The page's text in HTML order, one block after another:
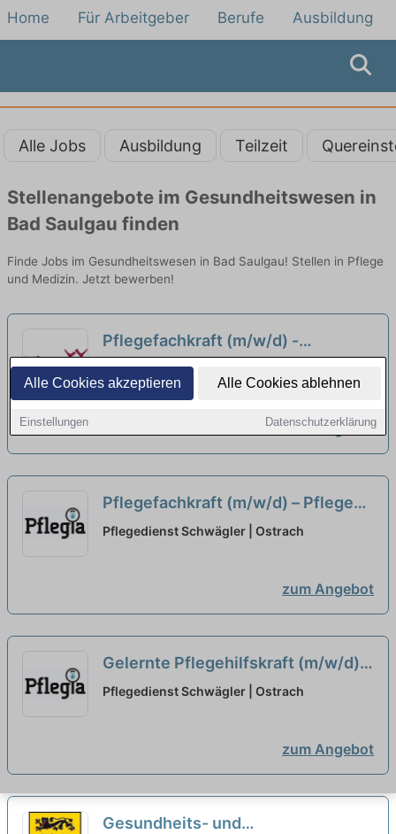
Alle Cookies akzeptieren Alle Cookies ablehnen
Einstellungen Datenschutzerklärung
Home Für Arbeitgeber Berufe Ausbildung
Alle Jobs Ausbildung Teilzeit
Stellenangebote im Gesundheitswesen in
Bad Saulgau finden
Finde Jobs im Gesundheitswesen in Bad Saulgau! Stellen in Pflege
und Medizin. Jetzt bewerben!
Pflegefachkraft (m/w/d) -
Traumjob gesucht?
Stiftung Liebenau Haus der Pflege St. Maria |
Hohentengen
zum Angebot
Pflegefachkraft (m/w/d) – Pflegen,
begleiten, beraten! neu
Pflegedienst Schwägler | Ostrach
zum Angebot
Gelernte Pflegehilfskraft (m/w/d) –
Pflegen, begleiten, beraten!
Pflegedienst Schwägler | Ostrach
zum Angebot
Gesundheits- und